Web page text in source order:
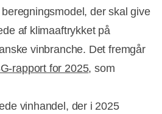
der skal give
af klimaaftrykket på
vinbranche. Det fremgår
rapport for 2025, som
vinhandel, der i 2025